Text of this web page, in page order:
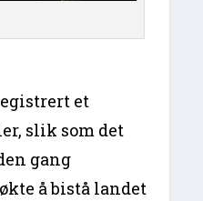
et
slik som det
gang
å bistå landet